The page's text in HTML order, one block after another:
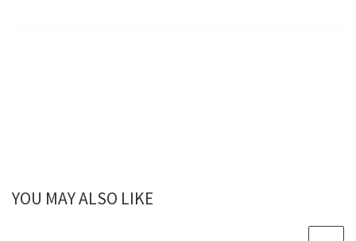
YOU MAY ALSO LIKE